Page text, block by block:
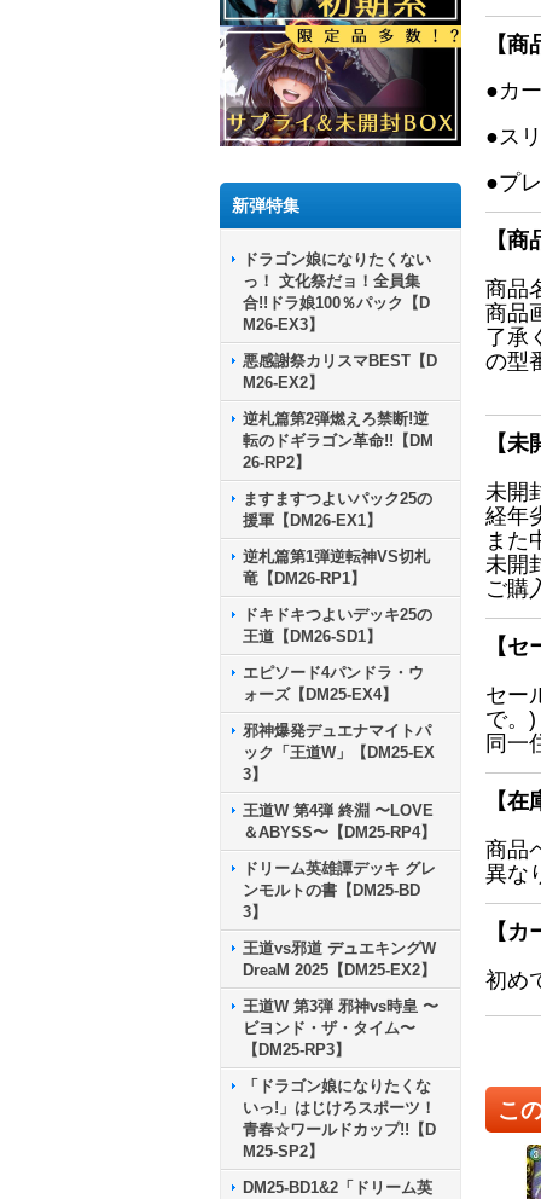
新弾特集
ドラゴン娘になりたくない
っ！ 文化祭だョ！全員集
合!!ドラ娘100％パック【D
M26-EX3】
悪感謝祭カリスマBEST【D
M26-EX2】
逆札篇第2弾燃えろ禁断!逆
転のドギラゴン革命!!【DM
26-RP2】
ますますつよいパック25の
援軍【DM26-EX1】
逆札篇第1弾逆転神VS切札
竜【DM26-RP1】
ドキドキつよいデッキ25の
王道【DM26-SD1】
エピソード4パンドラ・ウ
ォーズ【DM25-EX4】
邪神爆発デュエナマイトパ
ック「王道W」【DM25-EX
3】
王道W 第4弾 終淵 〜LOVE
＆ABYSS〜【DM25-RP4】
ドリーム英雄譚デッキ グレ
ンモルトの書【DM25-BD
3】
王道vs邪道 デュエキングW
DreaM 2025【DM25-EX2】
王道W 第3弾 邪神vs時皇 〜
ビヨンド・ザ・タイム〜
【DM25-RP3】
「ドラゴン娘になりたくな
いっ!」はじけろスポーツ！
青春☆ワールドカップ!!【D
M25-SP2】
DM25-BD1&2「ドリーム英
【
●カ
●ス
●プ
【
商品
商品
了承
の型
【
未開
経年
また
未開
ご購
【
セー
で。)
同一
【
商品
異な
【
初め
こ